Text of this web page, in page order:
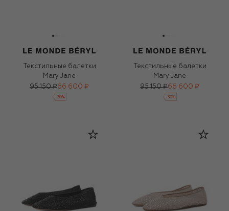
Текстильные балетки
Mary Jane
95 150 ₽66 600 ₽
-30%
Текстильные балетки
Mary Jane
95 150 ₽66 600 ₽
-30%